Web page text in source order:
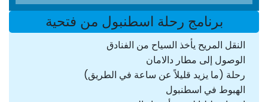
برنامج رحلة اسطنبول من فتحية
النقل المريح يأخذ السياح من الفنادق
الوصول إلى مطار دالامان
رحلة (ما يزيد قليلاً عن ساعة في الطريق)
الهبوط في اسطنبول